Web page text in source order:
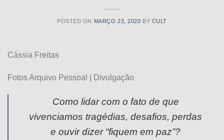
POSTED ON MARÇO 23, 2020 BY CULT
Cássia Freitas
Fotos Arquivo Pessoal | Divulgação
Como lidar com o fato de que
vivenciamos tragédias, desafios, perdas
e ouvir dizer “fiquem em paz”?